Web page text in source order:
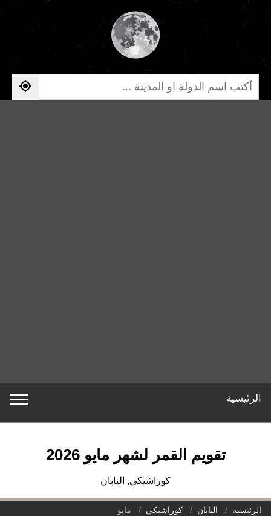
القمر لشهر مايو 2026
كوراشيكي, اليابان
اليابان كوراشيكي مايو